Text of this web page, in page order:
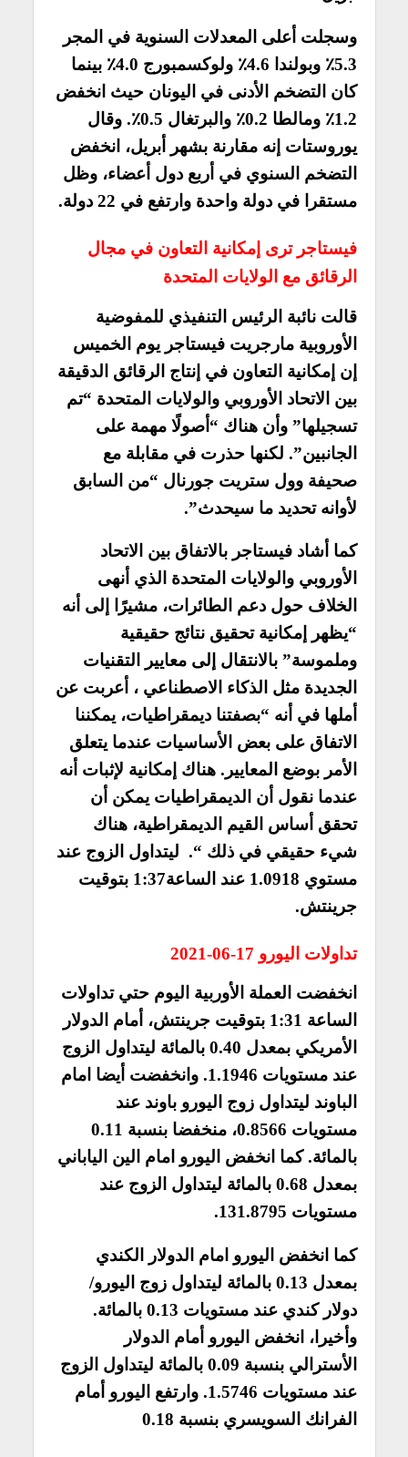
وسجلت أعلى المعدلات السنوية في المجر
5.3٪ وبولندا 4.6٪ ولوكسمبورج 4.0٪ بينما
كان التضخم الأدنى في اليونان حيث انخفض
1.2٪ ومالطا 0.2٪ والبرتغال 0.5٪. وقال
يوروستات إنه مقارنة بشهر أبريل، انخفض
التضخم السنوي في أربع دول أعضاء، وظل
مستقرا في دولة واحدة وارتفع في 22 دولة.
فيستاجر ترى إمكانية التعاون في مجال
الرقائق مع الولايات المتحدة
قالت نائبة الرئيس التنفيذي للمفوضية
الأوروبية مارجريت فيستاجر يوم الخميس
إن إمكانية التعاون في إنتاج الرقائق الدقيقة
بين الاتحاد الأوروبي والولايات المتحدة “تم
تسجيلها” وأن هناك “أصولًا مهمة على
الجانبين”. لكنها حذرت في مقابلة مع
صحيفة وول ستريت جورنال “من السابق
لأوانه تحديد ما سيحدث”.
كما أشاد فيستاجر بالاتفاق بين الاتحاد
الأوروبي والولايات المتحدة الذي أنهى
الخلاف حول دعم الطائرات، مشيرًا إلى أنه
“يظهر إمكانية تحقيق نتائج حقيقية
وملموسة” بالانتقال إلى معايير التقنيات
الجديدة مثل الذكاء الاصطناعي ، أعربت عن
أملها في أنه “بصفتنا ديمقراطيات، يمكننا
الاتفاق على بعض الأساسيات عندما يتعلق
الأمر بوضع المعايير. هناك إمكانية لإثبات أنه
عندما نقول أن الديمقراطيات يمكن أن
تحقق أساس القيم الديمقراطية، هناك
شيء حقيقي في ذلك “. ليتداول الزوج عند
مستوي 1.0918 عند الساعة1:37 بتوقيت
جرينتش.
تداولات اليورو 17-06-2021
انخفضت العملة الأوربية اليوم حتي تداولات
الساعة 1:31 بتوقيت جرينتش، أمام الدولار
الأمريكي بمعدل 0.40 بالمائة ليتداول الزوج
عند مستويات 1.1946. وانخفضت أيضا امام
الباوند ليتداول زوج اليورو باوند عند
مستويات 0.8566، منخفضا بنسبة 0.11
بالمائة. كما انخفض اليورو امام الين الياباني
بمعدل 0.68 بالمائة ليتداول الزوج عند
مستويات 131.8795.
كما انخفض اليورو امام الدولار الكندي
بمعدل 0.13 بالمائة ليتداول زوج اليورو/
دولار كندي عند مستويات 0.13 بالمائة.
وأخيرا، انخفض اليورو أمام الدولار
الأسترالي بنسبة 0.09 بالمائة ليتداول الزوج
عند مستويات 1.5746. وارتفع اليورو أمام
الفرانك السويسري بنسبة 0.18